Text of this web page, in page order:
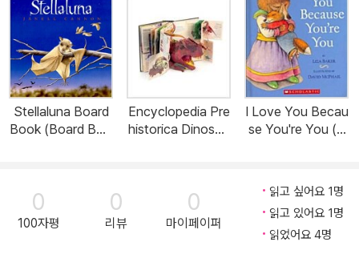
Stellaluna Board
Book (Board Boo
Encyclopedia Pre
historica Dinosau
I Love You Becau
se You're You (B
0
100자평
0
리뷰
0
마이페이퍼
읽고 싶어요 1명
읽고 있어요 1명
읽었어요 4명